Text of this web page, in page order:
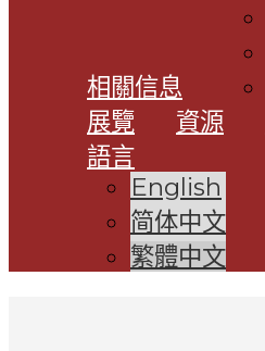
相關信息
展覽
資源
語言
English
简体中文
繁體中文